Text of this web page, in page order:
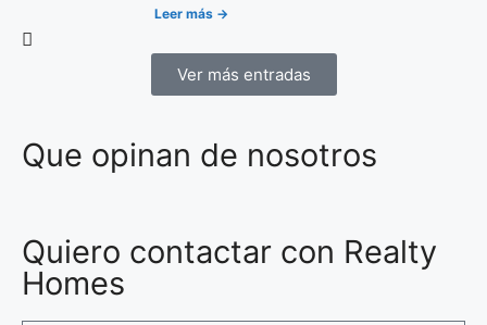
Leer más →
Ver más entradas
Que opinan de nosotros
Quiero contactar con Realty
Homes